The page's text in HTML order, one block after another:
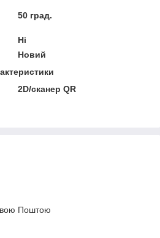
50 град.
Ні
Новий
2D/сканер QR
Поштою